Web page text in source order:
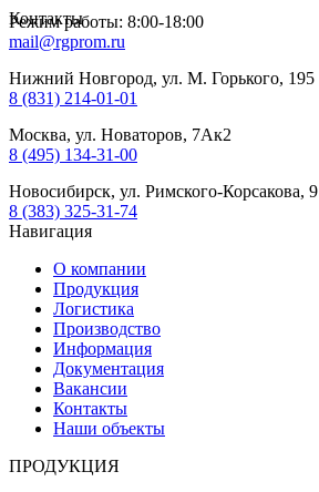
Контакты
Режим работы: 8:00-18:00
mail@rgprom.ru
Нижний Новгород, ул. М. Горького, 195
8 (831) 214-01-01
Москва, ул. Новаторов, 7Ак2
8 (495) 134-31-00
Новосибирск, ул. Римского-Корсакова, 9
8 (383) 325-31-74
Навигация
О компании
Продукция
Логистика
Производство
Информация
Документация
Вакансии
Контакты
Наши объекты
ПРОДУКЦИЯ